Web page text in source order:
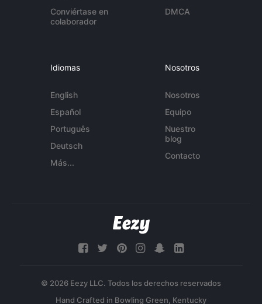
Conviértase en
colaborador
DMCA
Idiomas
English
Español
Português
Deutsch
Más...
Nosotros
Nosotros
Equipo
Nuestro
blog
Contacto
© 2026 Eezy LLC. Todos los derechos reservados